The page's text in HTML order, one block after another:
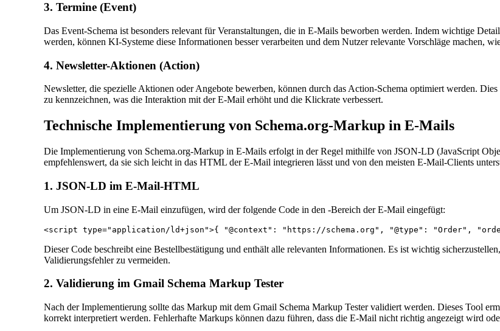
3. Termine (Event)
Das Event-Schema ist besonders relevant für Veranstaltungen, die in E-Mails beworben werden. Indem wichtige
werden, können KI-Systeme diese Informationen besser verarbeiten und dem Nutzer relevante Vorschläge machen,
4. Newsletter-Aktionen (Action)
Newsletter, die spezielle Aktionen oder Angebote bewerben, können durch das Action-Schema optimiert werden.
zu kennzeichnen, was die Interaktion mit der E-Mail erhöht und die Klickrate verbessert.
Technische Implementierung von Schema.org-Markup in E-Mails
Die Implementierung von Schema.org-Markup in E-Mails erfolgt in der Regel mithilfe von JSON-LD (JavaScript
empfehlenswert, da sie sich leicht in das HTML der E-Mail integrieren lässt und von den meisten E-Mail-Clients
1. JSON-LD im E-Mail-HTML
Um JSON-LD in eine E-Mail einzufügen, wird der folgende Code in den -Bereich der E-Mail eingefügt:
<script type="application/ld+json">{ "@context": "https://schema.org", "@type": "Order",
Dieser Code beschreibt eine Bestellbestätigung und enthält alle relevanten Informationen. Es ist wichtig
Validierungsfehler zu vermeiden.
2. Validierung im Gmail Schema Markup Tester
Nach der Implementierung sollte das Markup mit dem Gmail Schema Markup Tester validiert werden. Dieses Tool
korrekt interpretiert werden. Fehlerhafte Markups können dazu führen, dass die E-Mail nicht richtig angezeigt wird